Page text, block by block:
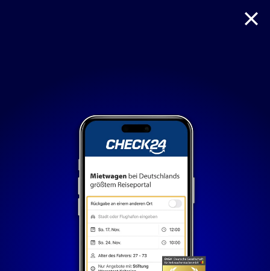
Unvergleichlich lecker
Mit dem Klick auf „geht klar” ermöglichen Sie uns Ihnen
über Cookies ein verbessertes Nutzungserlebnis zu
servieren und dieses kontinuierlich zu verbessern. So
können wir Ihnen bei unseren Partnern personalisierte
Werbung und passende Angebote anzeigen. Über
Mietwagen